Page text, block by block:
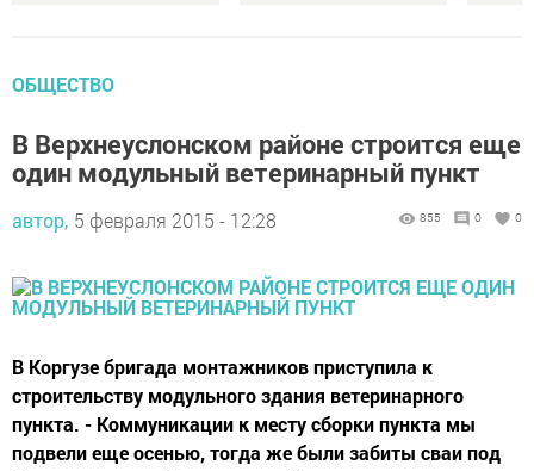
ОБЩЕСТВО
В Верхнеуслонском районе строится еще
один модульный ветеринарный пункт
автор, 5 февраля 2015 - 12:28 855 0 0
В Коргузе бригада монтажников приступила к
строительству модульного здания ветеринарного
пункта. - Коммуникации к месту сборки пункта мы
подвели еще осенью, тогда же были забиты сваи под